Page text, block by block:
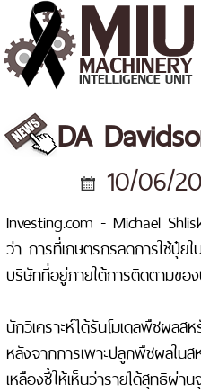
DA
10/06/
Investing.com - Michael
ว่า การที่เกษตรกรลดการใช้ปุ๋ย
บริษัทที่อยู่ภายใต้การติดตามขอ
นักวิเคราะห์ได้รันโมเดลพืชผล
หลังจากการเพาะปลูกพืชผลใน
เหลืองชี้ให้เห็นว่ารายได้สุทธิผ่า